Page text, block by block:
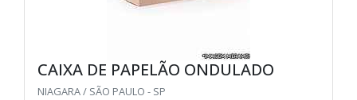
CAIXA DE PAPELÃO ONDULADO
NIAGARA / SÃO PAULO - SP